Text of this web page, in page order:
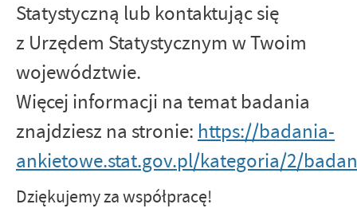
Statystyczną lub kontaktując się
z Urzędem Statystycznym w Twoim
województwie.
Więcej informacji na temat badania
znajdziesz na stronie: https://badania-
ankietowe.stat.gov.pl/kategoria/2/
Dziękujemy za współpracę!